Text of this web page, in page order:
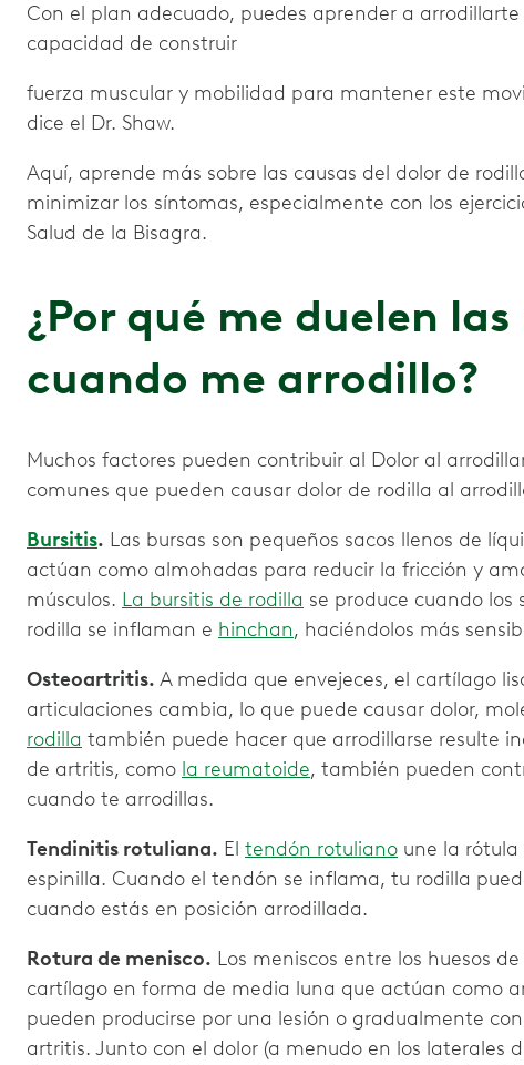
Con el plan adecuado, puedes aprender a arrodillarte
capacidad de construir
fuerza muscular y mobilidad para mantener este
dice el Dr. Shaw.
Aquí, aprende más sobre las causas del dolor de
minimizar los síntomas, especialmente con los
Salud de la Bisagra.
¿Por qué me duelen
cuando me arrodillo?
Muchos factores pueden contribuir al Dolor al
comunes que pueden causar dolor de rodilla al
Bursitis. Las bursas son pequeños sacos llenos de
actúan como almohadas para reducir la fricción y
músculos. La bursitis de rodilla se produce cuando los
rodilla se inflaman e hinchan, haciéndolos más
Osteoartritis. A medida que envejeces, el cartílago
articulaciones cambia, lo que puede causar dolor,
rodilla también puede hacer que arrodillarse resulte
de artritis, como la reumatoide, también pueden
cuando te arrodillas.
Tendinitis rotuliana. El tendón rotuliano une la
espinilla. Cuando el tendón se inflama, tu rodilla
cuando estás en posición arrodillada.
Rotura de menisco. Los meniscos entre los huesos
cartílago en forma de media luna que actúan como
pueden producirse por una lesión o gradualmente
artritis. Junto con el dolor (a menudo en los laterales